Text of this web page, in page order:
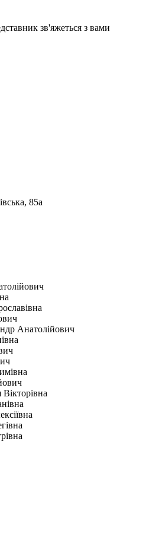
зв'яжеться з вами
85а
Анатолійович